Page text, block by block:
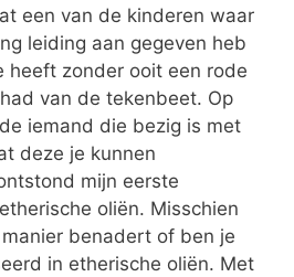
een van de kinderen waar
leiding aan gegeven heb
heeft zonder ooit een rode
van de tekenbeet. Op
iemand die bezig is met
deze je kunnen
mijn eerste
oliën. Misschien
benadert of ben je
in etherische oliën. Met